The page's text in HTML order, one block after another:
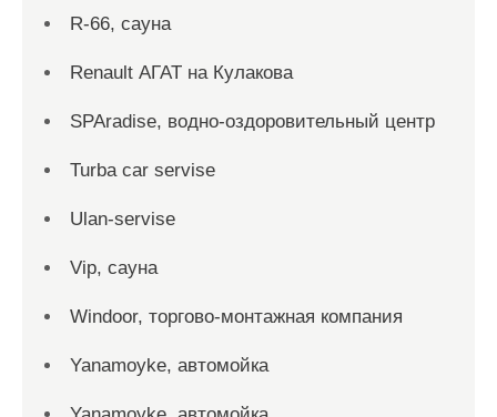
R-66, сауна
Renault АГАТ на Кулакова
SPAradise, водно-оздоровительный центр
Turba car servise
Ulan-servise
Vip, сауна
Windoor, торгово-монтажная компания
Yanamoyke, автомойка